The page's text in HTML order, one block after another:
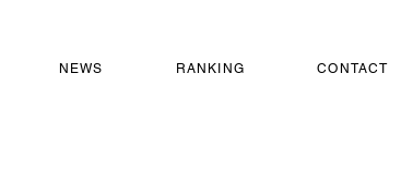
NEWS RANKING CONTACT